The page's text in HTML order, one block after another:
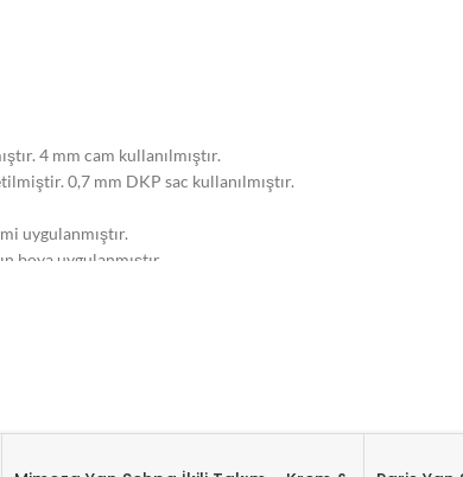
4 mm cam kullanılmıştır.
0,7 mm DKP sac kullanılmıştır.
uygulanmıştır.
boya uygulanmıştır.
straforlar ile paketlenerek gönderilir.